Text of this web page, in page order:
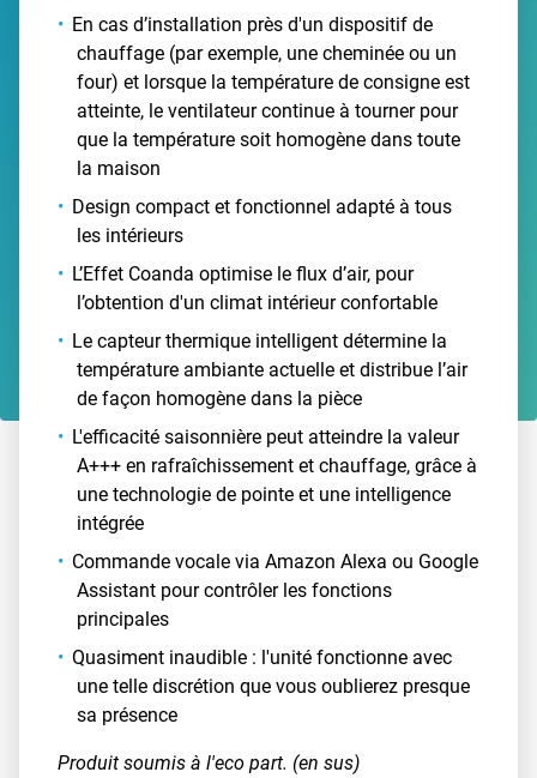
En cas d’installation près d'un dispositif de
chauffage (par exemple, une cheminée ou un
four) et lorsque la température de consigne est
atteinte, le ventilateur continue à tourner pour
que la température soit homogène dans toute
la maison
Design compact et fonctionnel adapté à tous
les intérieurs
L’Effet Coanda optimise le flux d’air, pour
l’obtention d'un climat intérieur confortable
Le capteur thermique intelligent détermine la
température ambiante actuelle et distribue l’air
de façon homogène dans la pièce
L'efficacité saisonnière peut atteindre la valeur
A+++ en rafraîchissement et chauffage, grâce à
une technologie de pointe et une intelligence
intégrée
Commande vocale via Amazon Alexa ou Google
Assistant pour contrôler les fonctions
principales
Quasiment inaudible : l'unité fonctionne avec
une telle discrétion que vous oublierez presque
sa présence
Produit soumis à l'eco part. (en sus)